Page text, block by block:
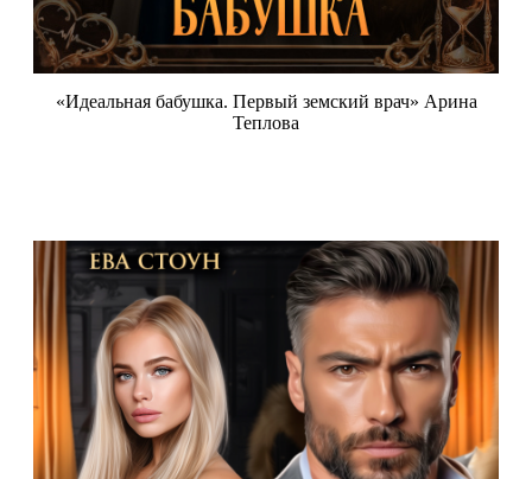
«Идеальная бабушка. Первый земский врач» Арина
Теплова